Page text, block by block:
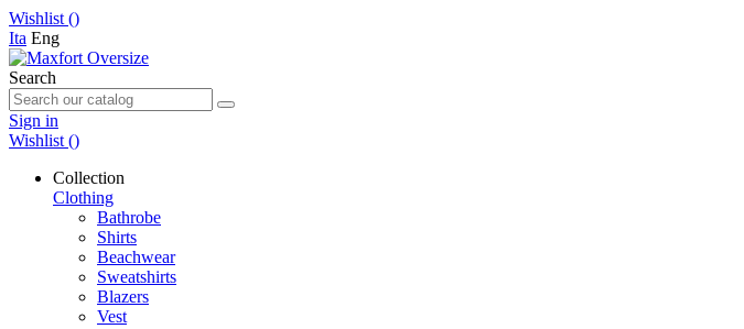
Wishlist ()
Ita Eng
Search
Sign in
Wishlist ()
Collection
Clothing
Bathrobe
Shirts
Beachwear
Sweatshirts
Blazers
Vest